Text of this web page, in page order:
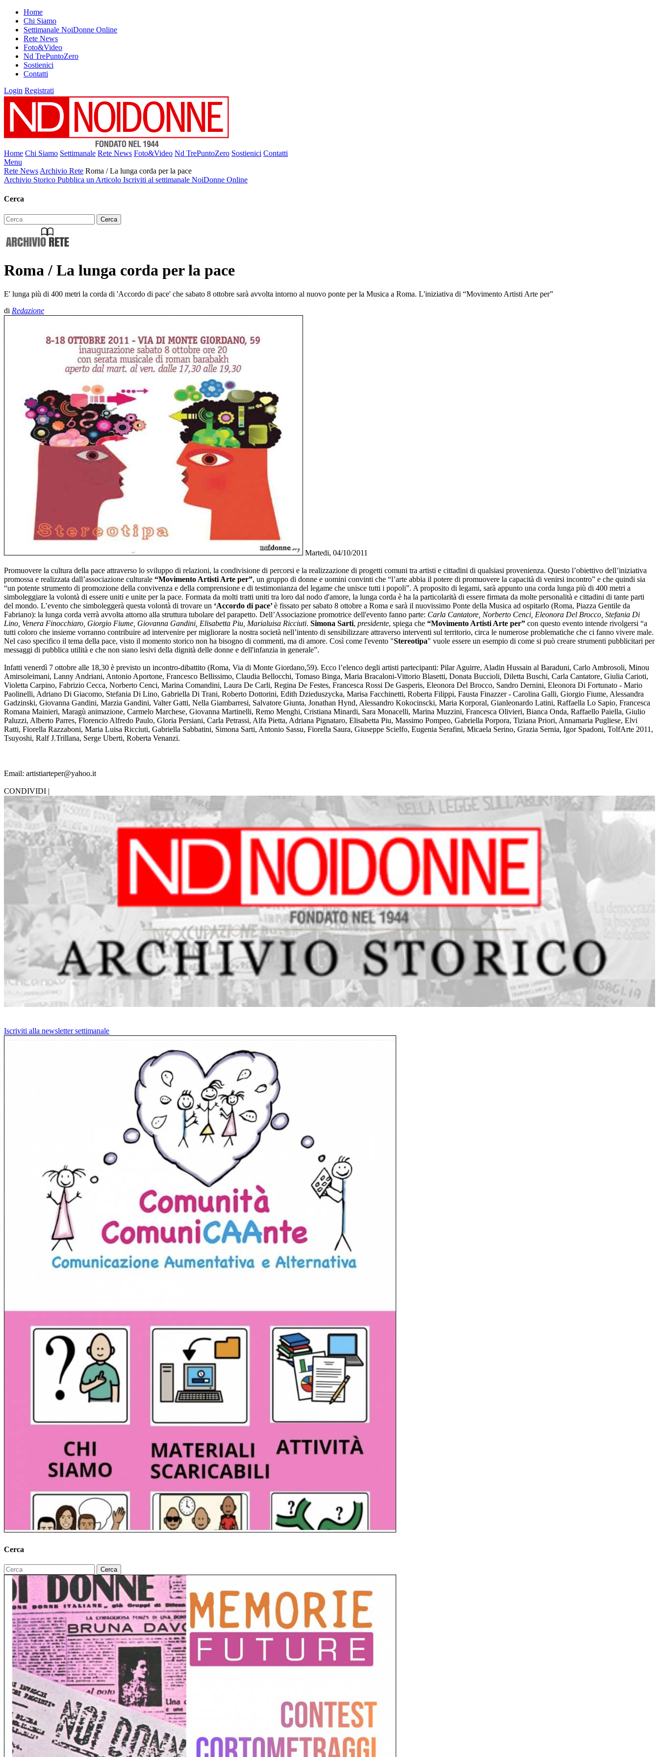
Home
Chi Siamo
Settimanale NoiDonne Online
Rete News
Foto&Video
Nd TrePuntoZero
Sostienici
Contatti
Login Registrati
Home Chi Siamo Settimanale Rete News Foto&Video Nd TrePuntoZero Sostienici Contatti
Menu
Rete News Archivio Rete Roma / La lunga corda per la pace
Archivio Storico Pubblica un Articolo Iscriviti al settimanale NoiDonne Online
Cerca
Roma / La lunga corda per la pace
E' lunga più di 400 metri la corda di 'Accordo di pace' che sabato 8 ottobre sarà avvolta intorno al nuovo ponte per la Musica a Roma. L'iniziativa di “Movimento Artisti Arte per”
di Redazione
Martedi, 04/10/2011
Promuovere la cultura della pace attraverso lo sviluppo di relazioni, la condivisione di percorsi e la realizzazione di progetti comuni tra artisti e cittadini di qualsiasi provenienza. Questo l’obiettivo dell’iniziativa
promossa e realizzata dall’associazione culturale “Movimento Artisti Arte per”, un gruppo di donne e uomini convinti che “l’arte abbia il potere di promuovere la capacità di venirsi incontro” e che quindi sia
“un potente strumento di promozione della convivenza e della comprensione e di testimonianza del legame che unisce tutti i popoli”. A proposito di legami, sarà appunto una corda lunga più di 400 metri a
simboleggiare la volontà di essere uniti e unite per la pace. Formata da molti tratti uniti tra loro dal nodo d'amore, la lunga corda è ha la particolarità di essere firmata da molte personalità e cittadini di tante parti
del mondo. L’evento che simboleggerà questa volontà di trovare un ‘Accordo di pace’è fissato per sabato 8 ottobre a Roma e sarà il nuovissimo Ponte della Musica ad ospitarlo (Roma, Piazza Gentile da
Fabriano): la lunga corda verrà avvolta attorno alla struttura tubolare del parapetto. Dell’Associazione promotrice dell'evento fanno parte: Carla Cantatore, Norberto Cenci, Eleonora Del Brocco, Stefania Di
Lino, Venera Finocchiaro, Giorgio Fiume, Giovanna Gandini, Elisabetta Piu, Marialuisa Ricciuti. Simona Sarti, presidente, spiega che “Movimento Artisti Arte per” con questo evento intende rivolgersi “a
tutti coloro che insieme vorranno contribuire ad intervenire per migliorare la nostra società nell’intento di sensibilizzare attraverso interventi sul territorio, circa le numerose problematiche che ci fanno vivere male.
Nel caso specifico il tema della pace, visto il momento storico non ha bisogno di commenti, ma di amore. Così come l'evento "Stereotipa" vuole essere un esempio di come si può creare strumenti pubblicitari per
messaggi di pubblica utilità e che non siano lesivi della dignità delle donne e dell'infanzia in generale”.
Infatti venerdì 7 ottobre alle 18,30 è previsto un incontro-dibattito (Roma, Via di Monte Giordano,59). Ecco l’elenco degli artisti partecipanti: Pilar Aguirre, Aladin Hussain al Baraduni, Carlo Ambrosoli, Minou
Amirsoleimani, Lanny Andriani, Antonio Aportone, Francesco Bellissimo, Claudia Bellocchi, Tomaso Binga, Maria Bracaloni-Vittorio Blasetti, Donata Buccioli, Diletta Buschi, Carla Cantatore, Giulia Carioti,
Violetta Carpino, Fabrizio Cecca, Norberto Cenci, Marina Comandini, Laura De Carli, Regina De Festes, Francesca Rossi De Gasperis, Eleonora Del Brocco, Sandro Dernini, Eleonora Di Fortunato - Mario
Paolinelli, Adriano Di Giacomo, Stefania Di Lino, Gabriella Di Trani, Roberto Dottorini, Edith Dzieduszycka, Marisa Facchinetti, Roberta Filippi, Fausta Finazzer - Carolina Galli, Giorgio Fiume, Alessandra
Gadzinski, Giovanna Gandini, Marzia Gandini, Valter Gatti, Nella Giambarresi, Salvatore Giunta, Jonathan Hynd, Alessandro Kokocinscki, Maria Korporal, Gianleonardo Latini, Raffaella Lo Sapio, Francesca
Romana Mainieri, Maragù animazione, Carmelo Marchese, Giovanna Martinelli, Remo Menghi, Cristiana Minardi, Sara Monacelli, Marina Muzzini, Francesca Olivieri, Bianca Onda, Raffaello Paiella, Giulio
Paluzzi, Alberto Parres, Florencio Alfredo Paulo, Gloria Persiani, Carla Petrassi, Alfa Pietta, Adriana Pignataro, Elisabetta Piu, Massimo Pompeo, Gabriella Porpora, Tiziana Priori, Annamaria Pugliese, Elvi
Ratti, Fiorella Razzaboni, Maria Luisa Ricciuti, Gabriella Sabbatini, Simona Sarti, Antonio Sassu, Fiorella Saura, Giuseppe Scielfo, Eugenia Serafini, Micaela Serino, Grazia Sernia, Igor Spadoni, TolfArte 2011,
Tsuyoshi, Ralf J.Trillana, Serge Uberti, Roberta Venanzi.
Email: artistiarteper@yahoo.it
CONDIVIDI |
Iscriviti alla newsletter settimanale
Cerca